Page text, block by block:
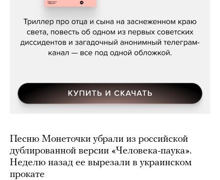
Даниил Туровский, «Разрыв»
Песню Монеточки убрали из российской
дублированной версии «Человека-паука».
Неделю назад ее вырезали в украинском
прокате